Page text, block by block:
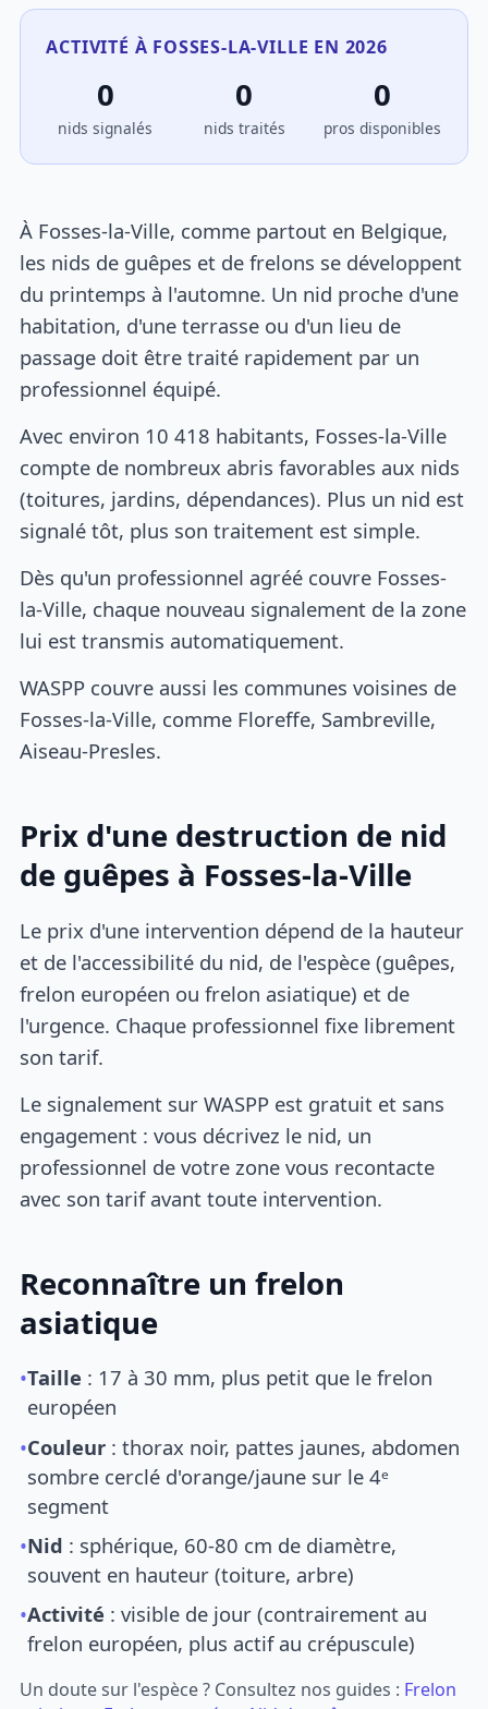
ACTIVITÉ À FOSSES-LA-VILLE EN 2026
0
nids signalés
0
nids traités
0
pros disponibles
À Fosses-la-Ville, comme partout en Belgique,
les nids de guêpes et de frelons se développent
du printemps à l'automne. Un nid proche d'une
habitation, d'une terrasse ou d'un lieu de
passage doit être traité rapidement par un
professionnel équipé.
Avec environ 10 418 habitants, Fosses-la-Ville
compte de nombreux abris favorables aux nids
(toitures, jardins, dépendances). Plus un nid est
signalé tôt, plus son traitement est simple.
Dès qu'un professionnel agréé couvre Fosses-
la-Ville, chaque nouveau signalement de la zone
lui est transmis automatiquement.
WASPP couvre aussi les communes voisines de
Fosses-la-Ville, comme Floreffe, Sambreville,
Aiseau-Presles.
Prix d'une destruction de nid
de guêpes à Fosses-la-Ville
Le prix d'une intervention dépend de la hauteur
et de l'accessibilité du nid, de l'espèce (guêpes,
frelon européen ou frelon asiatique) et de
l'urgence. Chaque professionnel fixe librement
son tarif.
Le signalement sur WASPP est gratuit et sans
engagement : vous décrivez le nid, un
professionnel de votre zone vous recontacte
avec son tarif avant toute intervention.
Reconnaître un frelon
asiatique
•Taille : 17 à 30 mm, plus petit que le frelon
européen
•Couleur : thorax noir, pattes jaunes, abdomen
sombre cerclé d'orange/jaune sur le 4ᵉ
segment
•Nid : sphérique, 60-80 cm de diamètre,
souvent en hauteur (toiture, arbre)
•Activité : visible de jour (contrairement au
frelon européen, plus actif au crépuscule)
Un doute sur l'espèce ? Consultez nos guides : Frelon